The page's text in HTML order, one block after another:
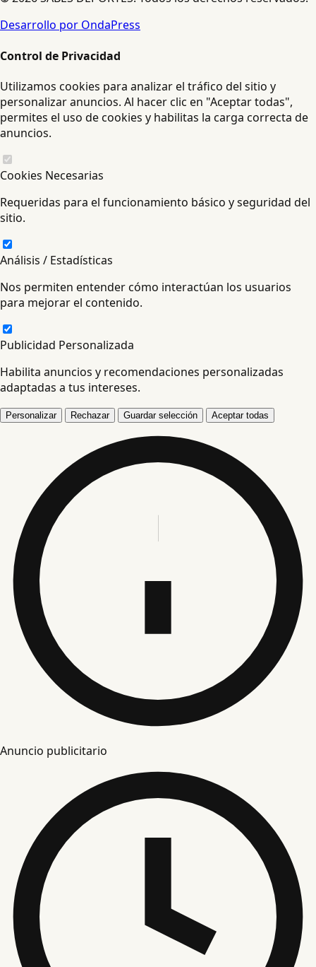
Desarrollo por OndaPress
Control de Privacidad
Utilizamos cookies para analizar el tráfico del sitio y
personalizar anuncios. Al hacer clic en "Aceptar todas",
permites el uso de cookies y habilitas la carga correcta de
anuncios.
Cookies Necesarias
Requeridas para el funcionamiento básico y seguridad del
sitio.
Análisis / Estadísticas
Nos permiten entender cómo interactúan los usuarios
para mejorar el contenido.
Publicidad Personalizada
Habilita anuncios y recomendaciones personalizadas
adaptadas a tus intereses.
Personalizar Rechazar Guardar selección Aceptar todas
Anuncio publicitario